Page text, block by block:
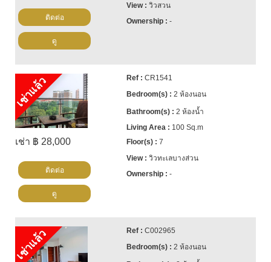
วิวสวน
-
ติดต่อ
ดู
เช่าแล้ว
เช่า ฿ 28,000
CR1541
2 ห้องนอน
2 ห้องน้ำ
100 Sq.m
7
วิวทะเลบางส่วน
-
ติดต่อ
ดู
เช่าแล้ว
C002965
2 ห้องนอน